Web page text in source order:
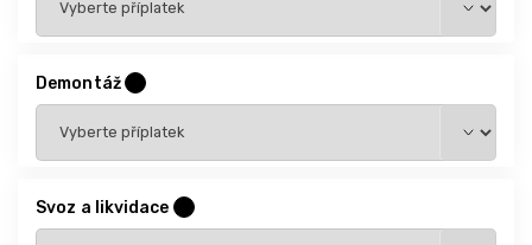
Demontáž
Svoz a likvidace